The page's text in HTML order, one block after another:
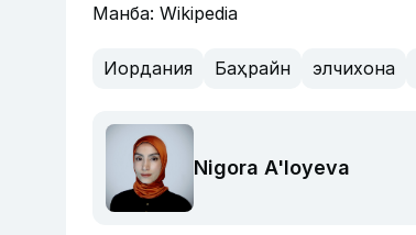
Манба: Wikipedia
Иордания Баҳрайн элчихона
Nigora A'loyeva